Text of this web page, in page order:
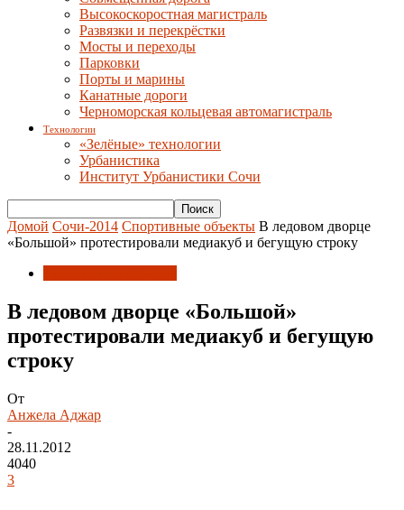
Высокоскоростная магистраль
Развязки и перекрёстки
Мосты и переходы
Парковки
Порты и марины
Канатные дороги
Черноморская кольцевая автомагистраль
Технологии
«Зелёные» технологии
Урбанистика
Институт Урбанистики Сочи
Домой Сочи-2014 Спортивные объекты В ледовом дворце
«Большой» протестировали медиакуб и бегущую строку
В ледовом дворце «Большой»
протестировали медиакуб и бегущую
строку
От
Анжела Аджар
-
28.11.2012
4040
3